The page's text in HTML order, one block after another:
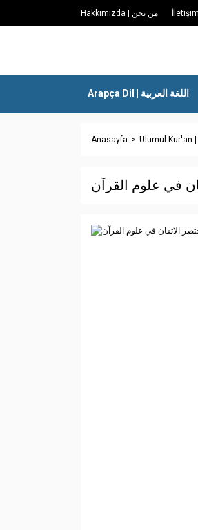
Hakkımızda | من نحن
Arapça Dil | اللغة العربية
Anasayfa